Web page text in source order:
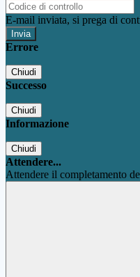
E-mail inviata, si prega di
Errore
Chiudi
Successo
Chiudi
Informazione
Chiudi
Attendere...
Attendere il completamento